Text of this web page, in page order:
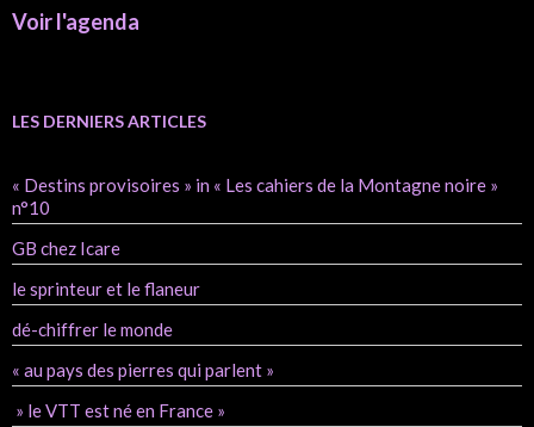
Voir l'agenda
LES DERNIERS ARTICLES
« Destins provisoires » in « Les cahiers de la Montagne noire »
n°10
GB chez Icare
le sprinteur et le flaneur
dé-chiffrer le monde
« au pays des pierres qui parlent »
» le VTT est né en France »